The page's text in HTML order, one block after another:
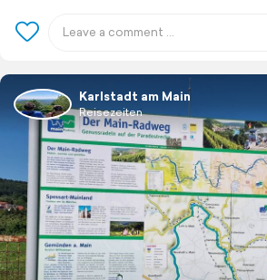
Karlstadt am Main
Reisezeiten